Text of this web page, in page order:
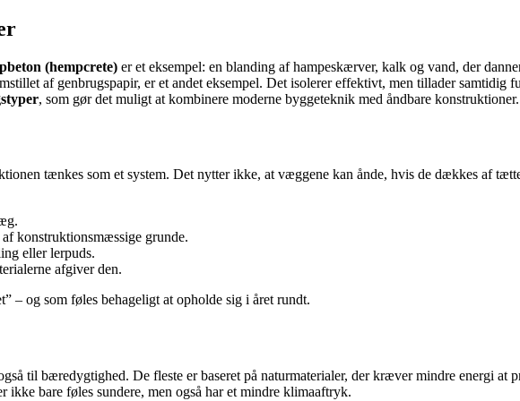
(hempcrete) er et eksempel: en blanding af hampeskærver, kalk og vand, der
af genbrugspapir, er et andet eksempel. Det isolerer effektivt, men tillader samtidig
, som gør det muligt at kombinere moderne byggeteknik med åndbare konstruktioner.
tænkes som et system. Det nytter ikke, at væggene kan ånde, hvis de dækkes af
konstruktionsmæssige grunde.
eller lerpuds.
afgiver den.
– og som føles behageligt at opholde sig i året rundt.
til bæredygtighed. De fleste er baseret på naturmaterialer, der kræver mindre energi at
ikke bare føles sundere, men også har et mindre klimaaftryk.